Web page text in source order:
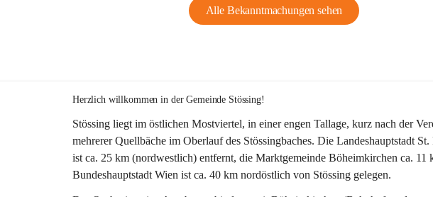
Alle Bekanntmachungen sehen
Herzlich willkommen in der Gemeinde Stössing!
Stössing liegt im östlichen Mostviertel, in einer engen Tallage, kurz nach der
mehrerer Quellbäche im Oberlauf des Stössingbaches. Die Landeshauptstadt
ist ca. 25 km (nordwestlich) entfernt, die Marktgemeinde Böheimkirchen ca.
Bundeshauptstadt Wien ist ca. 40 km nordöstlich von Stössing gelegen.